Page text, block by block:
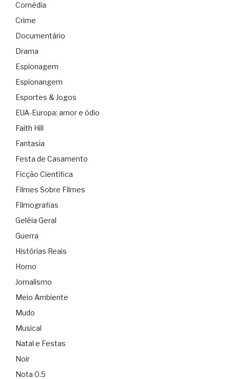
Comédia
Crime
Documentário
Drama
Espionagem
Espionangem
Esportes & Jogos
EUA-Europa: amor e ódio
Faith Hill
Fantasia
Festa de Casamento
Ficção Científica
Filmes Sobre Filmes
Filmografias
Geléia Geral
Guerra
Histórias Reais
Homo
Jornalismo
Meio Ambiente
Mudo
Musical
Natal e Festas
Noir
Nota 0.5